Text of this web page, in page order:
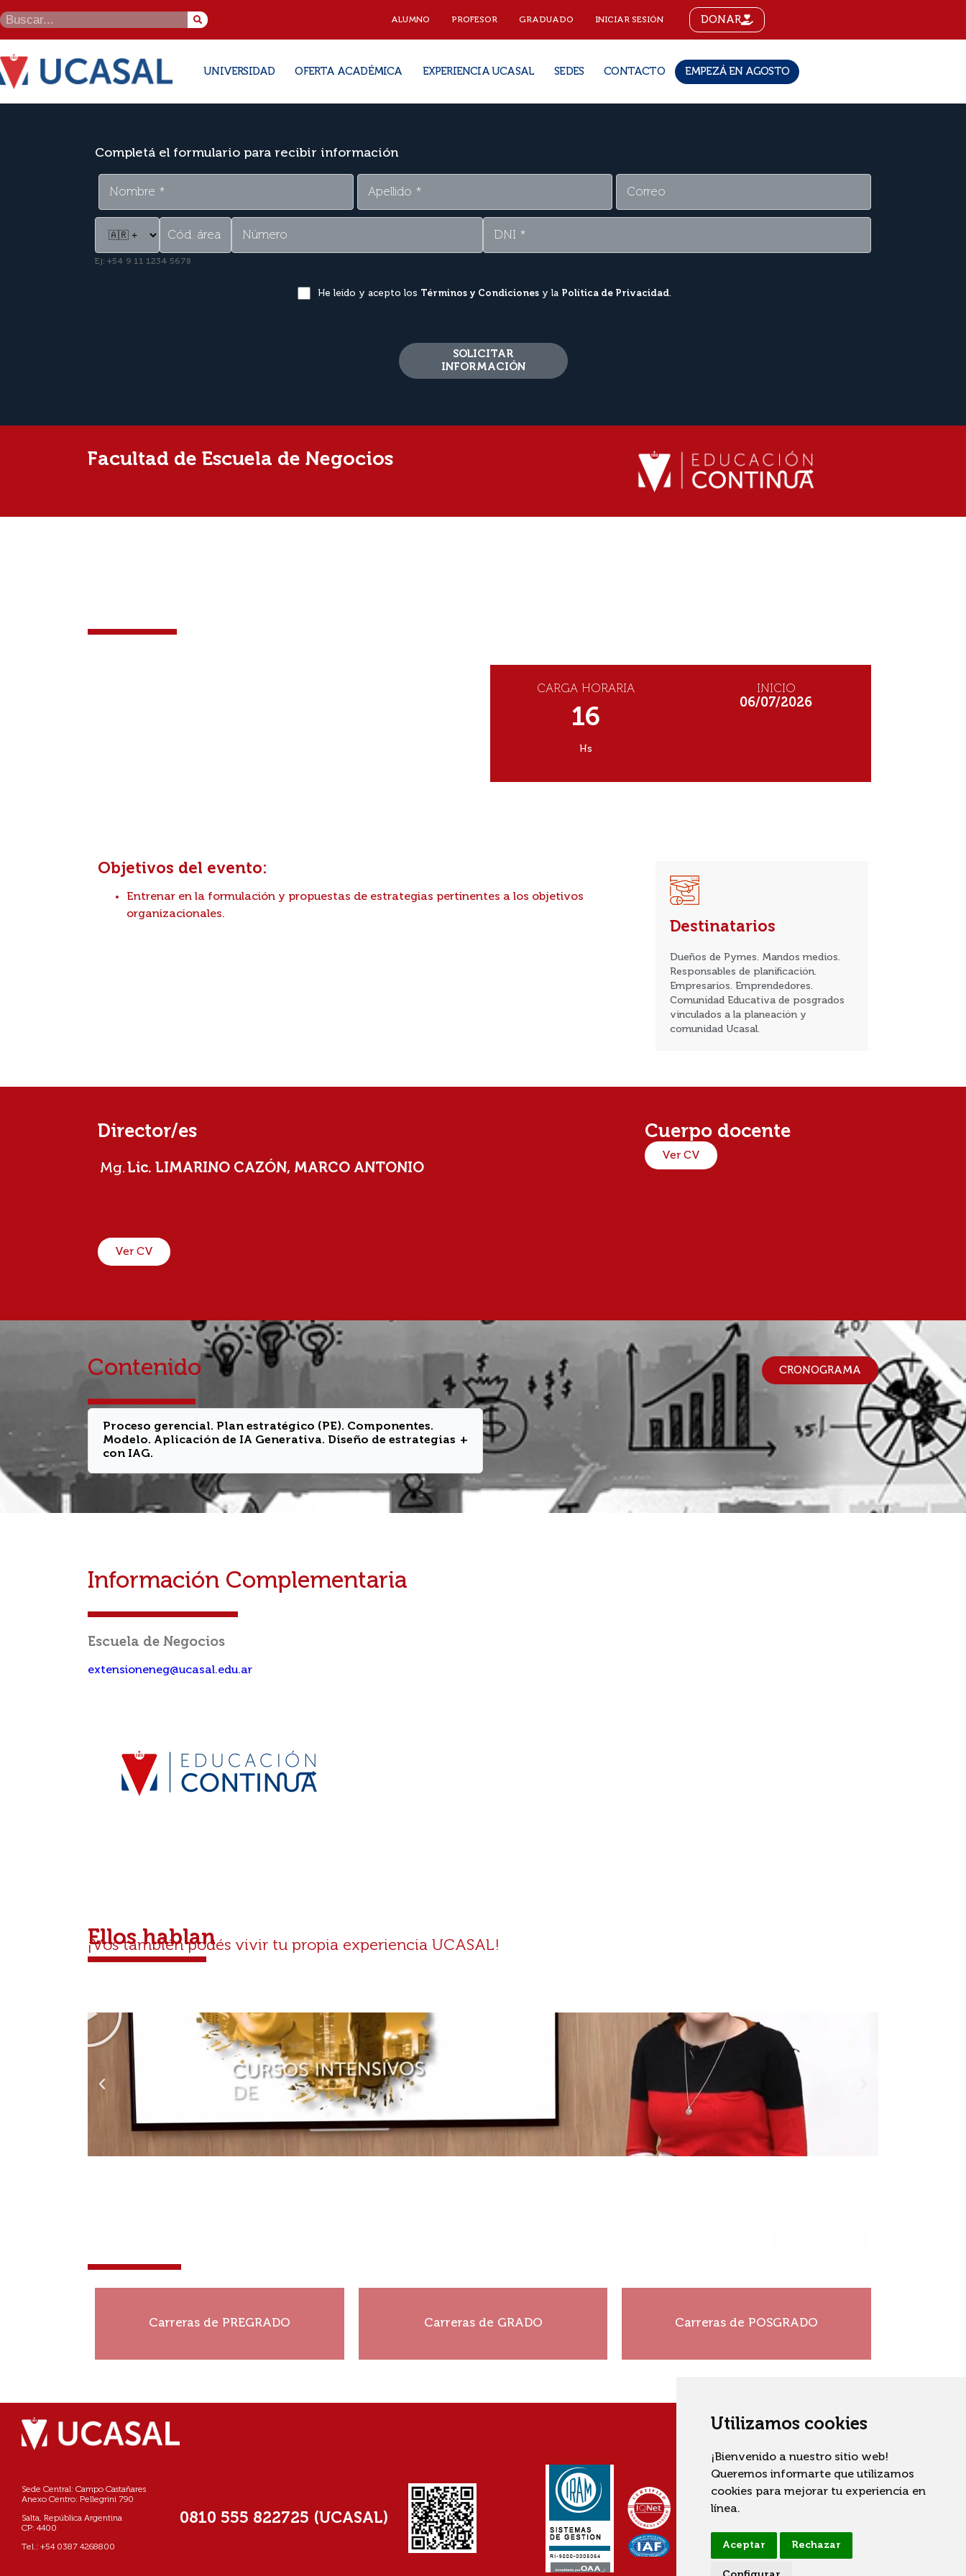
Utilizamos cookies
¡Bienvenido a nuestro sitio web!
Queremos informarte que utilizamos
cookies para mejorar tu experiencia en
línea.
Aceptar Rechazar
ALUMNO PROFESOR GRADUADO INICIAR SESIÓN DONAR
UNIVERSIDAD OFERTA ACADÉMICA EXPERIENCIA UCASAL SEDES CONTACTO EMPEZÁ EN AGOSTO
Completá el formulario para recibir información
Ej: +54 9 11 1234 5678
He leído y acepto los Términos y Condiciones y la Política de Privacidad.
SOLICITAR
INFORMACIÓN
Facultad de Escuela de Negocios
CARGA HORARIA
16
Hs
INICIO
06/07/2026
Objetivos del evento:
Entrenar en la formulación y propuestas de estrategias pertinentes a los objetivos
organizacionales.
Destinatarios
Dueños de Pymes. Mandos medios.
Responsables de planificación.
Empresarios. Emprendedores.
Comunidad Educativa de posgrados
vinculados a la planeación y
comunidad Ucasal.
Director/es
Mg. Lic. LIMARINO CAZÓN, MARCO ANTONIO
Ver CV
Cuerpo docente
Ver CV
Contenido CRONOGRAMA
Proceso gerencial. Plan estratégico (PE). Componentes.
Modelo. Aplicación de IA Generativa. Diseño de estrategias
con IAG.
+
Información Complementaria
Escuela de Negocios
extensioneneg@ucasal.edu.ar
Ellos hablan
¡Vos también podés vivir tu propia experiencia UCASAL!
Carreras de PREGRADO Carreras de GRADO Carreras de POSGRADO
Sede Central: Campo Castañares
Anexo Centro: Pellegrini 790
Salta, República Argentina
CP: 4400
Tel.: +54 0387 4268800
0810 555 822725 (UCASAL)